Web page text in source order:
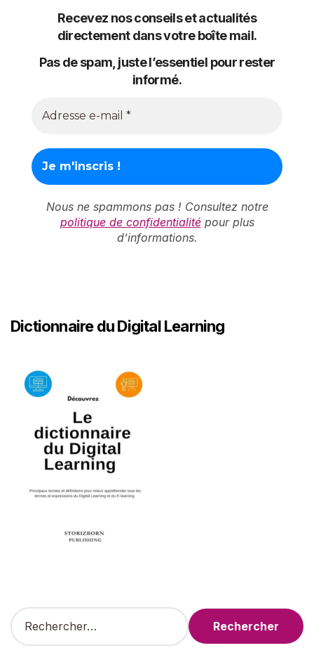
Recevez nos conseils et actualités
directement dans votre boîte mail.
Pas de spam, juste l’essentiel pour rester
informé.
Nous ne spammons pas ! Consultez notre
politique de confidentialitépour plus
d’informations.
Dictionnaire du Digital Learning
R
e